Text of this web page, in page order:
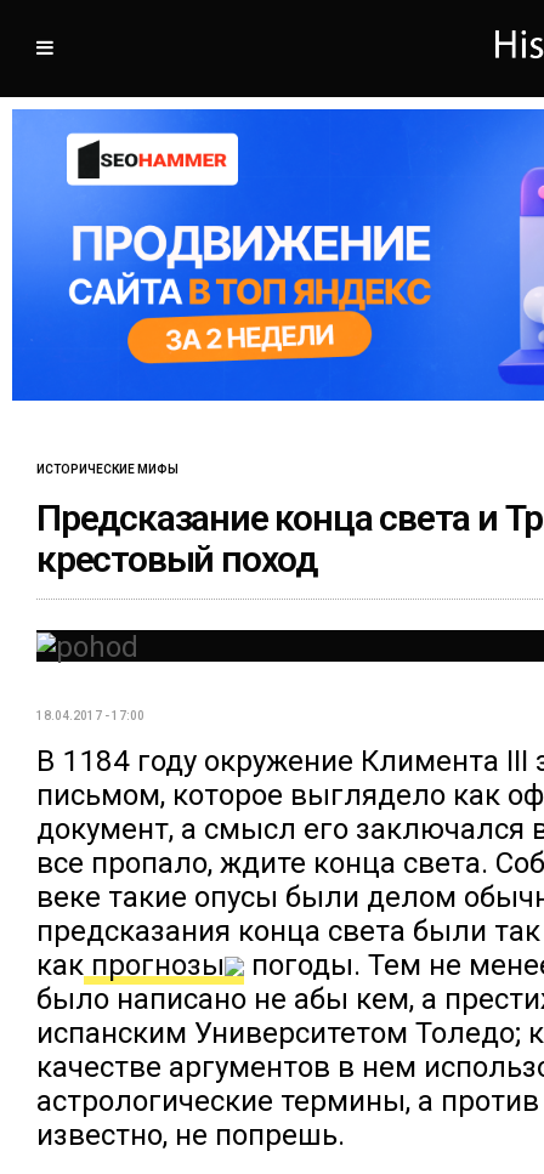
ИСТОРИЧЕСКИЕ МИФЫ
Предсказание конца света и
крестовый поход
18.04.2017 - 17:00
В 1184 году окружение Климента III
письмом, которое выглядело как
документ, а смысл его
все пропало, ждите конца света.
веке такие опусы были делом
предсказания конца света были
как прогнозы
погоды. Тем не
было написано не абы кем, а
испанским Университетом Толедо;
качестве аргументов в нем
астрологические термины, а
известно, не попрешь.